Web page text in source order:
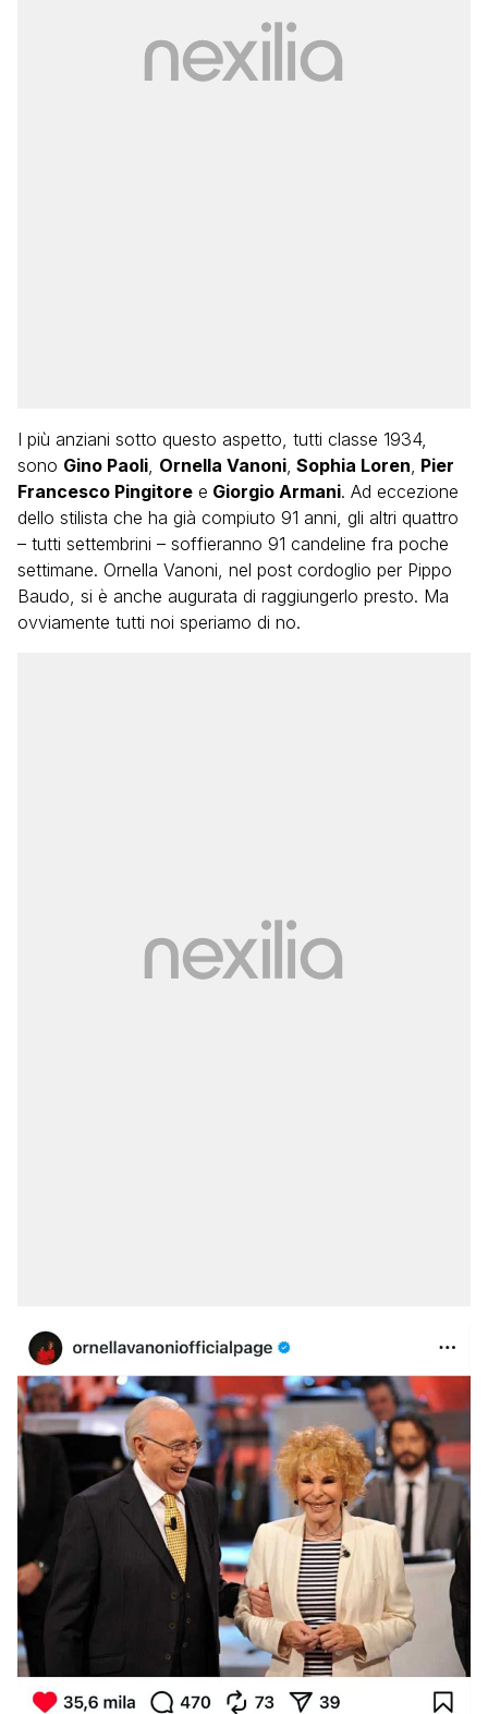
I più anziani sotto questo aspetto, tutti classe 1934,
sono Gino Paoli, Ornella Vanoni, Sophia Loren, Pier
Francesco Pingitore e Giorgio Armani. Ad eccezione
dello stilista che ha già compiuto 91 anni, gli altri quattro
– tutti settembrini – soffieranno 91 candeline fra poche
settimane. Ornella Vanoni, nel post cordoglio per Pippo
Baudo, si è anche augurata di raggiungerlo presto. Ma
ovviamente tutti noi speriamo di no.